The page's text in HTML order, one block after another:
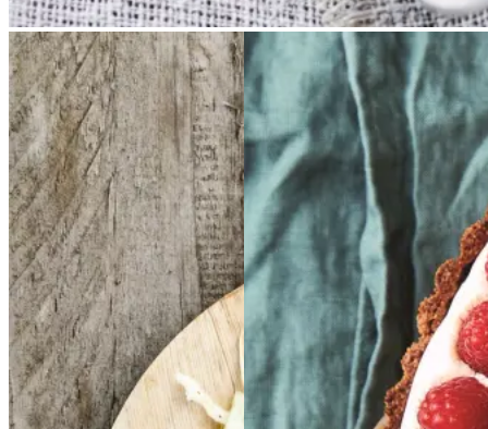
FrikadellerFrikadell
er medmed
smørspidskål, smørsp
idskål,
kartoflerkartofler
ogog
sennepsdressingsenn
epsdressing
Glutenfri Glutenfri
bærtærte bærtærte
medmed bagt
bagt
mandelcreme
mandel
creme